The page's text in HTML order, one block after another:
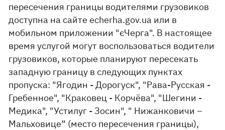
пересечения границы водителями грузовиков
доступна на сайте echerha.gov.ua или в
мобильном приложении "єЧерга". В настоящее
время услугой могут воспользоваться водители
грузовиков, которые планируют пересекать
западную границу в следующих пунктах
пропуска: "Ягодин - Дорогуск", "Рава-Русская -
Гребенное", "Краковец - Корчёва", "Шегини -
Медика", "Устилуг - Зосин", " Нижанковичи –
Мальховице” (место пересечения границы),